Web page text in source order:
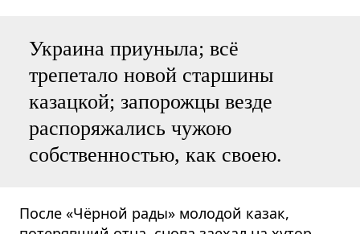
Украина приуныла; всё
трепетало новой старшины
казацкой; запорожцы везде
распоряжались чужою
собственностью, как своею.
После «Чёрной рады» молодой казак,